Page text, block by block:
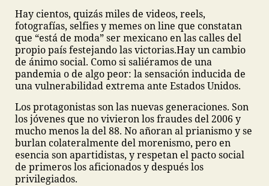
Hay cientos, quizás miles de videos, reels,
fotografías, selfies y memes on line que constatan
que “está de moda” ser mexicano en las calles del
propio país festejando las victorias.Hay un cambio
de ánimo social. Como si saliéramos de una
pandemia o de algo peor: la sensación inducida de
una vulnerabilidad extrema ante Estados Unidos.
Los protagonistas son las nuevas generaciones. Son
los jóvenes que no vivieron los fraudes del 2006 y
mucho menos la del 88. No añoran al prianismo y se
burlan colateralmente del morenismo, pero en
esencia son apartidistas, y respetan el pacto social
de primeros los aficionados y después los
privilegiados.